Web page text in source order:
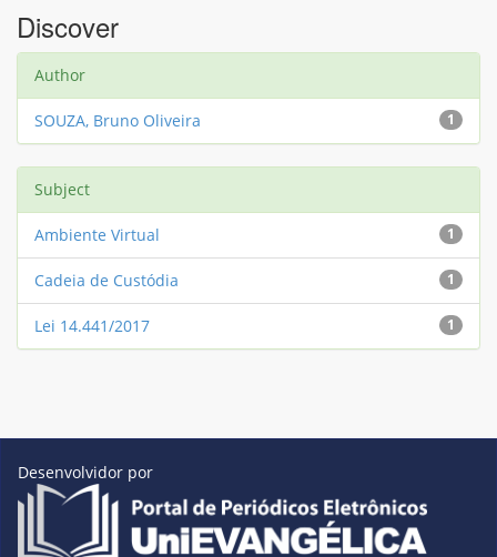
Discover
Author
1
SOUZA, Bruno Oliveira
Subject
1
Ambiente Virtual
1
Cadeia de Custódia
1
Lei 14.441/2017
Desenvolvidor por